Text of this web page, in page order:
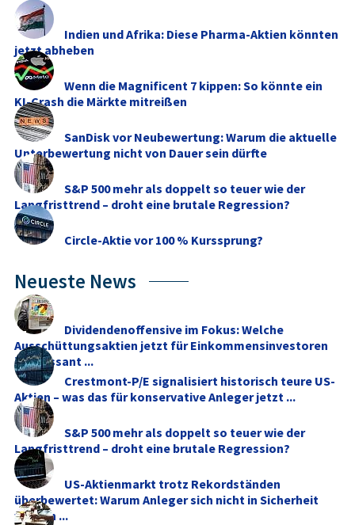
Indien und Afrika: Diese Pharma-Aktien könnten
jetzt abheben
Wenn die Magnificent 7 kippen: So könnte ein
KI-Crash die Märkte mitreißen
SanDisk vor Neubewertung: Warum die aktuelle
Unterbewertung nicht von Dauer sein dürfte
S&P 500 mehr als doppelt so teuer wie der
Langfristtrend – droht eine brutale Regression?
Circle-Aktie vor 100 % Kurssprung?
Neueste News
Dividendenoffensive im Fokus: Welche
Ausschüttungsaktien jetzt für Einkommensinvestoren
interessant ...
Crestmont-P/E signalisiert historisch teure US-
Aktien – was das für konservative Anleger jetzt ...
S&P 500 mehr als doppelt so teuer wie der
Langfristtrend – droht eine brutale Regression?
US-Aktienmarkt trotz Rekordständen
überbewertet: Warum Anleger sich nicht in Sicherheit
wiegen ...